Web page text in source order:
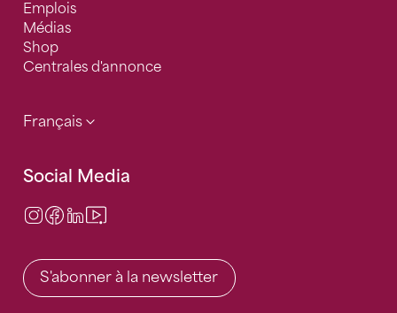
Emplois
Médias
Shop
Centrales d'annonce
Français
Social Media
Instagram
Facebook
LinkedIn
S'abonner à la newsletter